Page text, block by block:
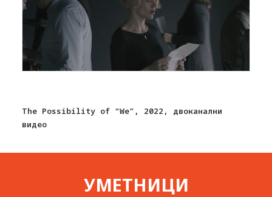
The Possibility of “We”, 2022, двоканални
видео
УМЕТНИЦИ